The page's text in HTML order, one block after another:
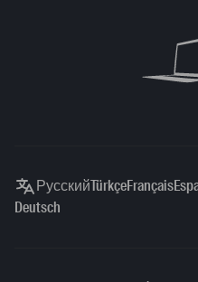
РусскийTürkçeFrançais
Deutsch